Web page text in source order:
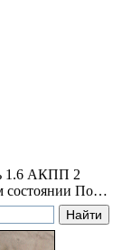
1.6 АКПП 2
состоянии По…